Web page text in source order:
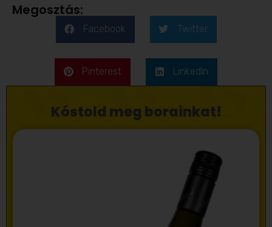
Megosztás:
Facebook Twitter
Pinterest LinkedIn
Kóstold meg borainkat!